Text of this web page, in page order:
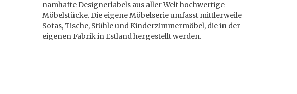
namhafte Designerlabels aus aller Welt hochwertige
Möbelstücke. Die eigene Möbelserie umfasst mittlerweile
Sofas, Tische, Stühle und Kinderzimmermöbel, die in der
eigenen Fabrik in Estland hergestellt werden.